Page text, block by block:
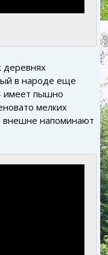
деревнях
в народе еще
имеет пышно
мелких
внешне напоминают